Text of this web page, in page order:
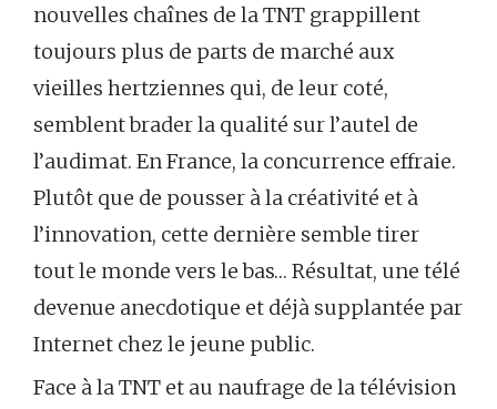
nouvelles chaînes de la TNT grappillent
toujours plus de parts de marché aux
vieilles hertziennes qui, de leur coté,
semblent brader la qualité sur l’autel de
l’audimat. En France, la concurrence effraie.
Plutôt que de pousser à la créativité et à
l’innovation, cette dernière semble tirer
tout le monde vers le bas… Résultat, une télé
devenue anecdotique et déjà supplantée par
Internet chez le jeune public.
Face à la TNT et au naufrage de la télévision